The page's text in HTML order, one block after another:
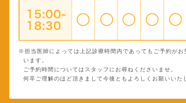
※担当医師によっては上記診療時間内であってもご予約がお
います。
ご予約時間についてはスタッフにお尋ねくださいませ。
何卒ご理解のほど頂きまして今後ともよろしくお願いいた